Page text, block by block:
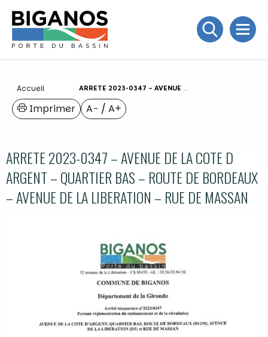
Accueil ARRETE 2023-0347 – AVENUE DE LA COTE D ARGENT – QUARTIER BAS – ROUTE DE BORDEAUX – AVENUE DE LA LIBERATION – RUE DE MASSAN
A− / A+
Imprimer
ARRETE 2023-0347 – AVENUE DE LA COTE D
ARGENT – QUARTIER BAS – ROUTE DE BORDEAUX
– AVENUE DE LA LIBERATION – RUE DE MASSAN